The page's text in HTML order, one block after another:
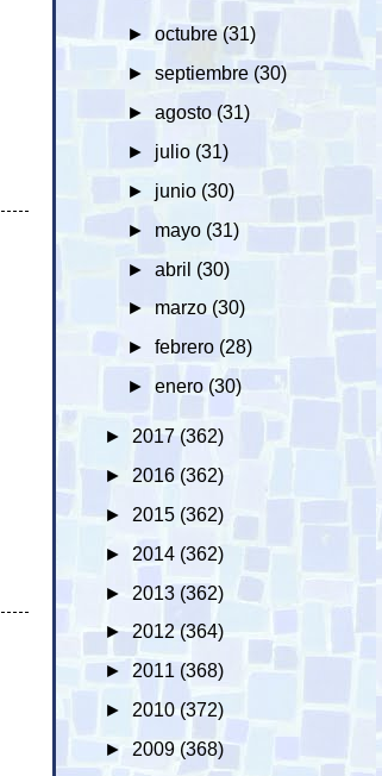
► octubre (31)
► septiembre (30)
► agosto (31)
► julio (31)
► junio (30)
► mayo (31)
► abril (30)
► marzo (30)
► febrero (28)
► enero (30)
► 2017 (362)
► 2016 (362)
► 2015 (362)
► 2014 (362)
► 2013 (362)
►2012(364)
► 2011 (368)
► 2010 (372)
► 2009 (368)